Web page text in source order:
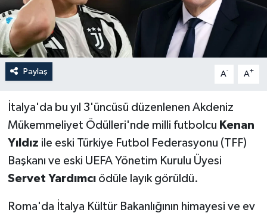
Paylaş A- A+
İtalya'da bu yıl 3'üncüsü düzenlenen Akdeniz
Mükemmeliyet Ödülleri'nde milli futbolcu Kenan
Yıldız ile eski Türkiye Futbol Federasyonu (TFF)
Başkanı ve eski UEFA Yönetim Kurulu Üyesi
Servet Yardımcıödüle layık görüldü.
Roma'da İtalya Kültür Bakanlığının himayesi ve ev